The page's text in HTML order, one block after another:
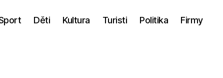
Děti Kultura Turisti Politika Firmy